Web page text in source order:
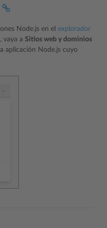
Node.js en el explorador
vaya a Sitios web y dominios
aplicación Node.js cuyo